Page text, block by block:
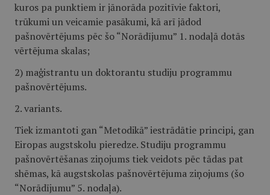
kuros pa punktiem ir jānorāda pozitīvie faktori,
trūkumi un veicamie pasākumi, kā arī jādod
pašnovērtējums pēc šo “Norādījumu” 1. nodaļā dotās
vērtējuma skalas;
2) maģistrantu un doktorantu studiju programmu
pašnovērtējums.
2. variants.
Tiek izmantoti gan “Metodikā” iestrādātie principi, gan
Eiropas augstskolu pieredze. Studiju programmu
pašnovērtēšanas ziņojums tiek veidots pēc tādas pat
shēmas, kā augstskolas pašnovērtējuma ziņojums (šo
“Norādījumu” 5. nodaļa).